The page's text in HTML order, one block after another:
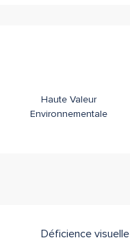
Haute Valeur
Environnementale
Déficience visuelle